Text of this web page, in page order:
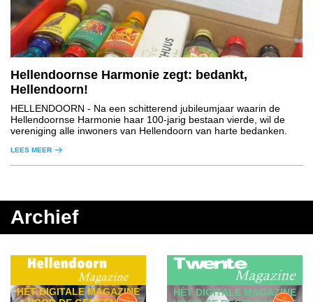
Hellendoornse Harmonie zegt: bedankt,
Hellendoorn!
HELLENDOORN - Na een schitterend jubileumjaar waarin de
Hellendoornse Harmonie haar 100-jarig bestaan vierde, wil de
vereniging alle inwoners van Hellendoorn van harte bedanken.
LEES MEER
Archief
HÈT DIGITALE MAGAZINE
HÈT DIGITALE MAGAZINE